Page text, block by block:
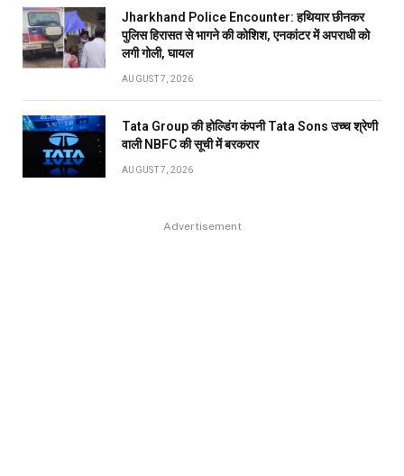
Jharkhand Police Encounter: हथियार छीनकर
पुलिस हिरासत से भागने की कोशिश, एनकांटर में अपराधी को
लगी गोली, घायल
AUGUST 7, 2026
Tata Group की होल्डिंग कंपनी Tata Sons उच्च श्रेणी
वाली NBFC की सूची में बरकरार
AUGUST 7, 2026
Advertisement